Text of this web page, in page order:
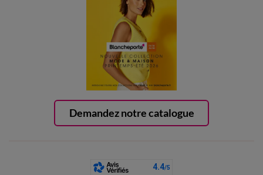
Demandez notre catalogue